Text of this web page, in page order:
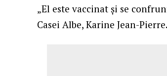
„El este vaccinat și se
Casei Albe, Karine Jean-Pierre.